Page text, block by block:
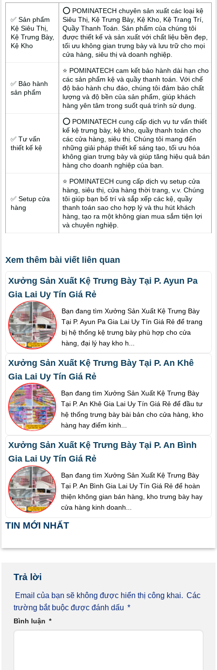
✅ Sản phẩm
Kệ Siêu Thị,
Kệ Trưng Bày,
Kệ Kho
⭕ POMINATECH chuyên sản xuất các loại kệ
Siêu Thị, Kệ Trưng Bày, Kệ Kho, Kệ Trang Trí,
Quầy Thanh Toán. Sản phẩm của chúng tôi
được thiết kế và sản xuất với chất liệu bền đẹp,
tối ưu không gian trưng bày và lưu trữ cho mọi
cửa hàng, siêu thị và doanh nghiệp.
✅ Bảo hành
sản phẩm
⭐ POMINATECH cam kết bảo hành dài hạn cho
các sản phẩm kệ và quầy thanh toán. Với chế
độ bảo hành chu đáo, chúng tôi đảm bảo chất
lượng và độ bền của sản phẩm, giúp khách
hàng yên tâm trong suốt quá trình sử dụng.
✅ Tư vấn
thiết kế kệ
⭕ POMINATECH cung cấp dịch vụ tư vấn thiết
kế kệ trưng bày, kệ kho, quầy thanh toán cho
các cửa hàng, siêu thị. Chúng tôi mang đến
những giải pháp thiết kế sáng tạo, tối ưu hóa
không gian trưng bày và giúp tăng hiệu quả bán
hàng cho doanh nghiệp của bạn.
✅ Setup cửa
hàng
⭐ POMINATECH cung cấp dịch vụ setup cửa
hàng, siêu thị, cửa hàng thời trang, v.v. Chúng
tôi giúp bạn bố trí và sắp xếp các kệ, quầy
thanh toán sao cho hợp lý và thu hút khách
hàng, tạo ra một không gian mua sắm tiện lợi
và chuyên nghiệp.
Xem thêm bài viết liên quan
Xưởng Sản Xuất Kệ Trưng Bày Tại P. Ayun Pa
Gia Lai Uy Tín Giá Rẻ
Bạn đang tìm Xưởng Sản Xuất Kệ Trưng Bày
Tại P. Ayun Pa Gia Lai Uy Tín Giá Rẻ để trang
bị hệ thống kệ trưng bày phù hợp cho cửa
hàng, đại lý hay kho h...
Xưởng Sản Xuất Kệ Trưng Bày Tại P. An Khê
Gia Lai Uy Tín Giá Rẻ
Bạn đang tìm Xưởng Sản Xuất Kệ Trưng Bày
Tại P. An Khê Gia Lai Uy Tín Giá Rẻ để đầu tư
hệ thống trưng bày bài bản cho cửa hàng, kho
hàng hay điểm kinh...
Xưởng Sản Xuất Kệ Trưng Bày Tại P. An Bình
Gia Lai Uy Tín Giá Rẻ
Bạn đang tìm Xưởng Sản Xuất Kệ Trưng Bày
Tại P. An Bình Gia Lai Uy Tín Giá Rẻ để hoàn
thiện không gian bán hàng, kho trưng bày hay
cửa hàng kinh doanh...
TIN MỚI NHẤT
Trả lời
Email của bạn sẽ không được hiển thị công khai. Các
trường bắt buộc được đánh dấu *
Bình luận *